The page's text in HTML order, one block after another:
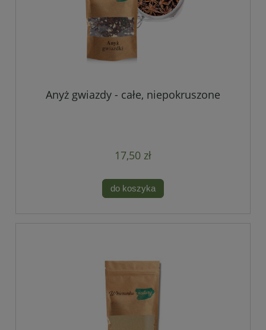
Anyż gwiazdy - całe, niepokruszone
17,50 zł
do koszyka